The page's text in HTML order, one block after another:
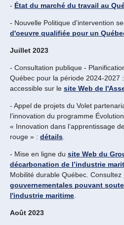
- État du marché du travail au
- Nouvelle Politique d'intervention
d'oeuvre qualifiée pour un
Juillet 2023
- Consultation publique -
Québec pour la période 2024-2027 :
accessible sur le site Web de
- Appel de projets du Volet
l’innovation du programme
« Innovation dans l’apprentissage
rouge » : détails
- Mise en ligne du site Web du
décarbonation de l’industrie
Mobilité durable Québec. Consultez
gouvernementales pouvant
l'industrie maritime
Août 2023